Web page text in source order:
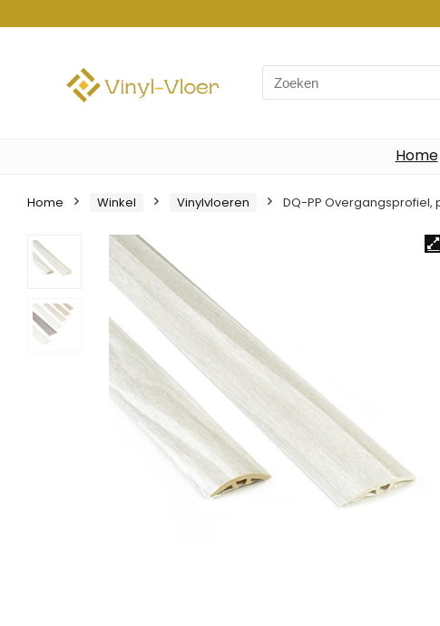
Search
for:
Home
Home Winkel Vinylvloeren DQ-PP Overgangsprofiel,